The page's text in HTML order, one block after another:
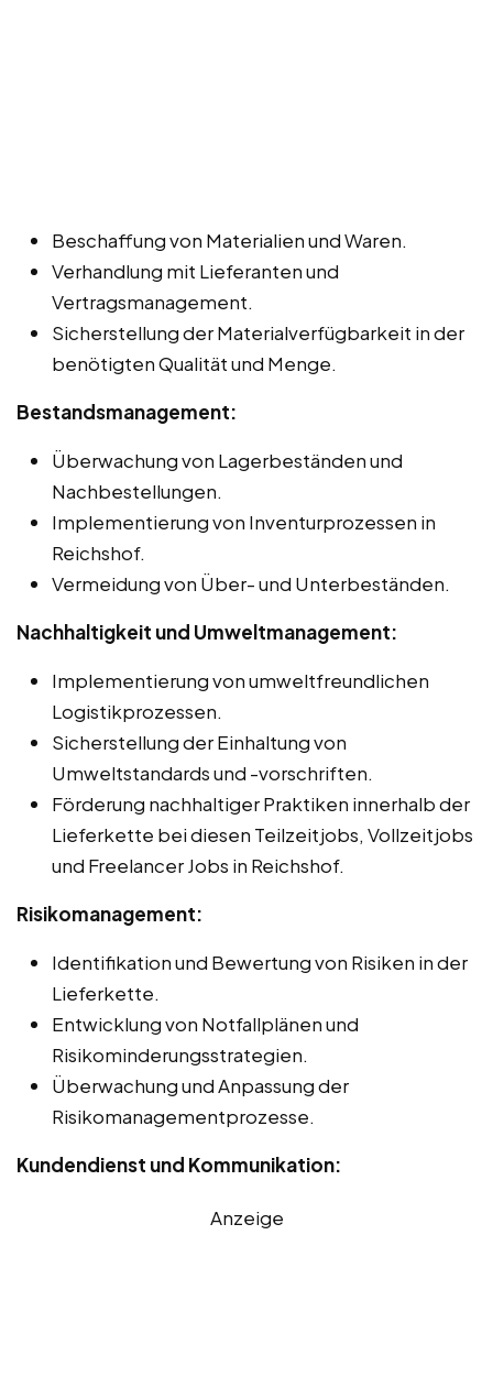
Beschaffung von Materialien und Waren.
Verhandlung mit Lieferanten und
Vertragsmanagement.
Sicherstellung der Materialverfügbarkeit in der
benötigten Qualität und Menge.
Bestandsmanagement:
Überwachung von Lagerbeständen und
Nachbestellungen.
Implementierung von Inventurprozessen in
Reichshof.
Vermeidung von Über- und Unterbeständen.
Nachhaltigkeit und Umweltmanagement:
Implementierung von umweltfreundlichen
Logistikprozessen.
Sicherstellung der Einhaltung von
Umweltstandards und -vorschriften.
Förderung nachhaltiger Praktiken innerhalb der
Lieferkette bei diesen Teilzeitjobs, Vollzeitjobs
und Freelancer Jobs in Reichshof.
Risikomanagement:
Identifikation und Bewertung von Risiken in der
Lieferkette.
Entwicklung von Notfallplänen und
Risikominderungsstrategien.
Überwachung und Anpassung der
Risikomanagementprozesse.
Kundendienst und Kommunikation:
Anzeige